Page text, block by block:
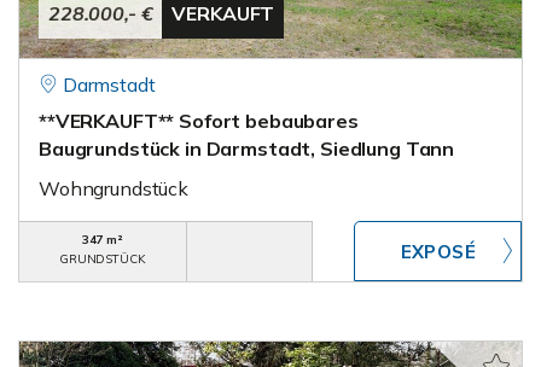
228.000,- € VERKAUFT
Darmstadt
**VERKAUFT** Sofort bebaubares
Baugrundstück in Darmstadt, Siedlung Tann
Wohngrundstück
347 m²
GRUNDSTÜCK